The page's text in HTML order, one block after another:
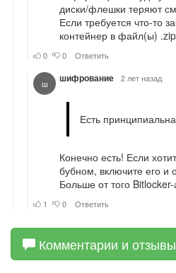
Комментарии и отзывы